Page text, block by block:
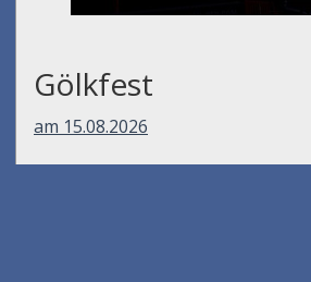
Gölkfest
am 15.08.2026